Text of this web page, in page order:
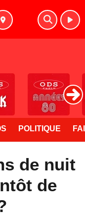
POLITIQUE
de nuit
de